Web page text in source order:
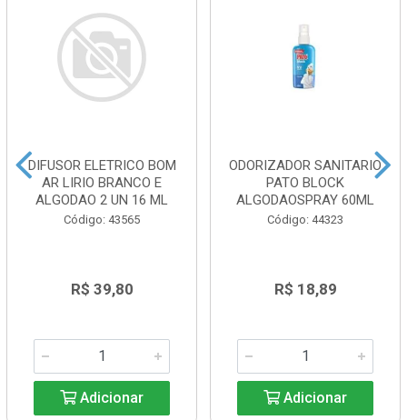
DIFUSOR ELETRICO BOM
AR LIRIO BRANCO E
ALGODAO 2 UN 16 ML
Código: 43565
R$ 39,80
Adicionar
ODORIZADOR SANITARIO
PATO BLOCK
ALGODAOSPRAY 60ML
Código: 44323
R$ 18,89
Adicionar